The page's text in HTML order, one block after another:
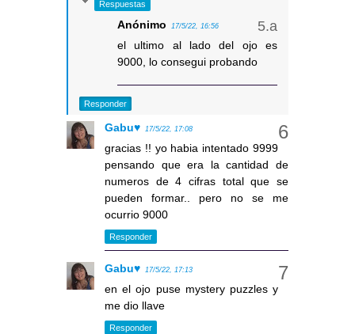
Respuestas
Anónimo 17/5/22, 16:56
el ultimo al lado del ojo es
9000, lo consegui probando
Responder
Gabu♥ 17/5/22, 17:08
gracias !! yo habia intentado 9999
pensando que era la cantidad de
numeros de 4 cifras total que se
pueden formar.. pero no se me
ocurrio 9000
Responder
Gabu♥ 17/5/22, 17:13
en el ojo puse mystery puzzles y
me dio llave
Responder